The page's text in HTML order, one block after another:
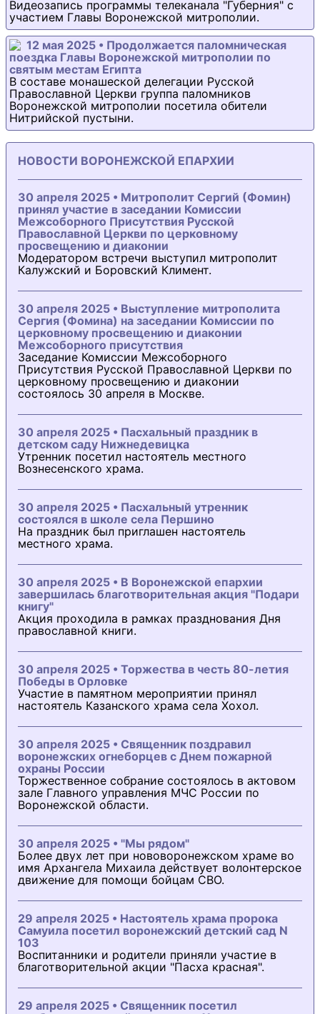
Видеозапись программы телеканала "Губерния" с
участием Главы Воронежской митрополии.
12 мая 2025 • Продолжается паломническая
поездка Главы Воронежской митрополии по
святым местам Египта
В составе монашеской делегации Русской
Православной Церкви группа паломников
Воронежской митрополии посетила обители
Нитрийской пустыни.
НОВОСТИ ВОРОНЕЖСКОЙ ЕПАРХИИ
30 апреля 2025 • Митрополит Сергий (Фомин)
принял участие в заседании Комиссии
Межсоборного Присутствия Русской
Православной Церкви по церковному
просвещению и диаконии
Модератором встречи выступил митрополит
Калужский и Боровский Климент.
30 апреля 2025 • Выступление митрополита
Сергия (Фомина) на заседании Комиссии по
церковному просвещению и диаконии
Межсоборного присутствия
Заседание Комиссии Межсоборного
Присутствия Русской Православной Церкви по
церковному просвещению и диаконии
состоялось 30 апреля в Москве.
30 апреля 2025 • Пасхальный праздник в
детском саду Нижнедевицка
Утренник посетил настоятель местного
Вознесенского храма.
30 апреля 2025 • Пасхальный утренник
состоялся в школе села Першино
На праздник был приглашен настоятель
местного храма.
30 апреля 2025 • В Воронежской епархии
завершилась благотворительная акция "Подари
книгу"
Акция проходила в рамках празднования Дня
православной книги.
30 апреля 2025 • Торжества в честь 80-летия
Победы в Орловке
Участие в памятном мероприятии принял
настоятель Казанского храма села Хохол.
30 апреля 2025 • Священник поздравил
воронежских огнеборцев с Днем пожарной
охраны России
Торжественное собрание состоялось в актовом
зале Главного управления МЧС России по
Воронежской области.
30 апреля 2025 • "Мы рядом"
Более двух лет при нововоронежском храме во
имя Архангела Михаила действует волонтерское
движение для помощи бойцам СВО.
29 апреля 2025 • Настоятель храма пророка
Самуила посетил воронежский детский сад N
103
Воспитанники и родители приняли участие в
благотворительной акции "Пасха красная".
29 апреля 2025 • Священник посетил